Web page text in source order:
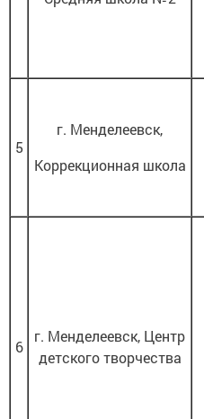
5
г. Менделеевск,
Коррекционная школа
6
г. Менделеевск, Центр
детского творчества